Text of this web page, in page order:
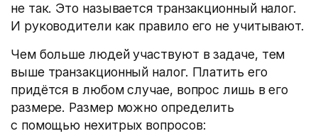
не так. Это называется транзакционный налог.
И руководители как правило его не учитывают.
Чем больше людей участвуют в задаче, тем
выше транзакционный налог. Платить его
придётся в любом случае, вопрос лишь в его
размере. Размер можно определить
с помощью нехитрых вопросов: